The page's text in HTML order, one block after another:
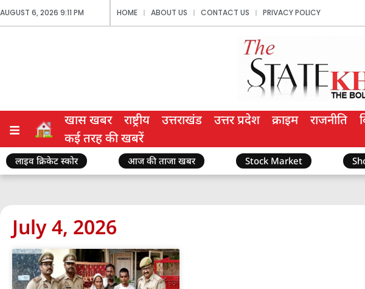
AUGUST 6, 2026 9:11 PM HOME ABOUT US CONTACT US PRIVACY POLICY
खास खबर राष्ट्रीय उत्तराखंड उत्तर प्रदेश क्राइम राजनीति
कई तरह की खबरें
लाइव क्रिकेट स्कोर आज की ताजा खबर Stock Market
July 4, 2026